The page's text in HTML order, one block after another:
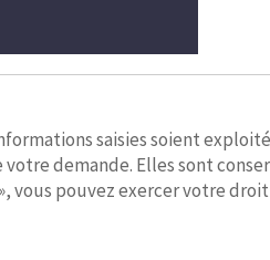
saisies soient
demande. Elles sont
pouvez exercer votre